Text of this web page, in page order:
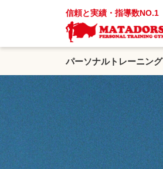
信頼と実績・指導数NO.1
パーソナルトレーニング